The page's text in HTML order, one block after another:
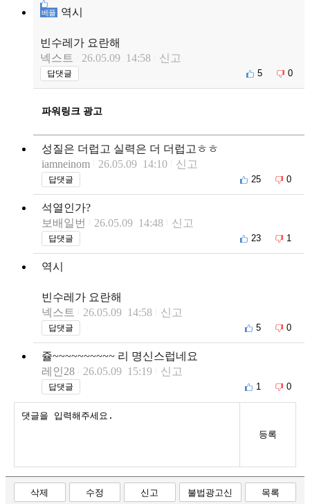
베플 역시
빈수레가 요란해
넥스트
26.05.09 14:58 신고
답댓글 5 0
파워링크 광고
성질은 더럽고 실력은 더 더럽고ㅎㅎ
iamneinom
26.05.09 14:10 신고
답댓글 25 0
석열인가?
보배일번
26.05.09 14:48 신고
답댓글 23 1
역시
빈수레가 요란해
넥스트
26.05.09 14:58 신고
답댓글 5 0
쥴~~~~~~~~~~ 리 명신스럽네요
레인28
26.05.09 15:19 신고
답댓글 1 0
등록
삭제 수정 신고
불법광고신
목록